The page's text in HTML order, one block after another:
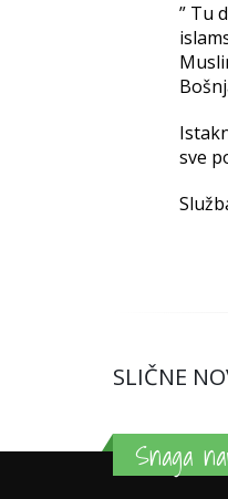
” Tu
sve
SLIČNE
Snaga